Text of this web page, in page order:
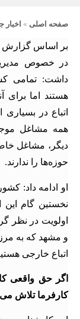
صفحه اصلی » اخبار
بر اساس گزارش
در خصوص
داشت: تمامی
هستند اما برای
اتباع در بسیاری
همه مشاغل
دیگر، مشاغل
حوزه‌ها را ندارند.
او ادامه داد:
نخستین گام این
اولویت در نظر
و مشهد که به
اتباع خارجی
اگر حق واقعی
کارفرما تلاش